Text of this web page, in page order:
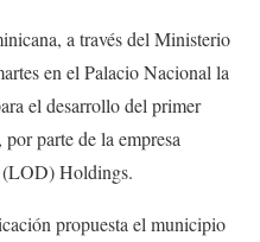
a través del Ministerio
en el Palacio Nacional la
el desarrollo del primer
parte de la empresa
(LOD) Holdings.
propuesta el municipio